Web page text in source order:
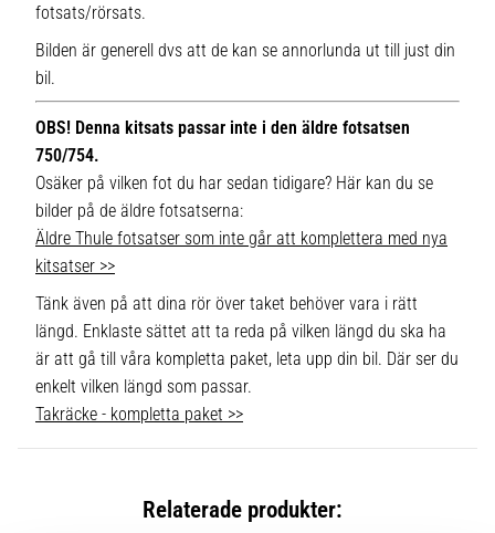
fotsats/rörsats.
Bilden är generell dvs att de kan se annorlunda ut till just din
bil.
OBS! Denna kitsats passar inte i den äldre fotsatsen
750/754.
Osäker på vilken fot du har sedan tidigare? Här kan du se
bilder på de äldre fotsatserna:
Äldre Thule fotsatser som inte går att komplettera med nya
kitsatser >>
Tänk även på att dina rör över taket behöver vara i rätt
längd. Enklaste sättet att ta reda på vilken längd du ska ha
är att gå till våra kompletta paket, leta upp din bil. Där ser du
enkelt vilken längd som passar.
Takräcke - kompletta paket >>
Relaterade produkter: